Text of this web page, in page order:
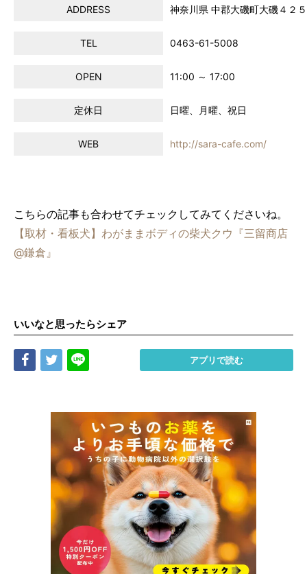
ADDRESS 神奈川県 中郡大磯町大磯４２５
TEL 0463-61-5008
OPEN 11:00 ～ 17:00
定休日 日曜、月曜、祝日
WEB http://sara-cafe.com/
こちらの記事も合わせてチェックしてみてくださいね。
【取材・看板犬】わがままボディの柴犬クウ『三留商店
@鎌倉』
いいなと思ったらシェア
Share Tweet アプリで読む